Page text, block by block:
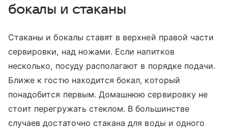
бокалы и стаканы
Стаканы и бокалы ставят в верхней правой части
сервировки, над ножами. Если напитков
несколько, посуду располагают в порядке подачи.
Ближе к гостю находится бокал, который
понадобится первым. Домашнюю сервировку не
стоит перегружать стеклом. В большинстве
случаев достаточно стакана для воды и одного